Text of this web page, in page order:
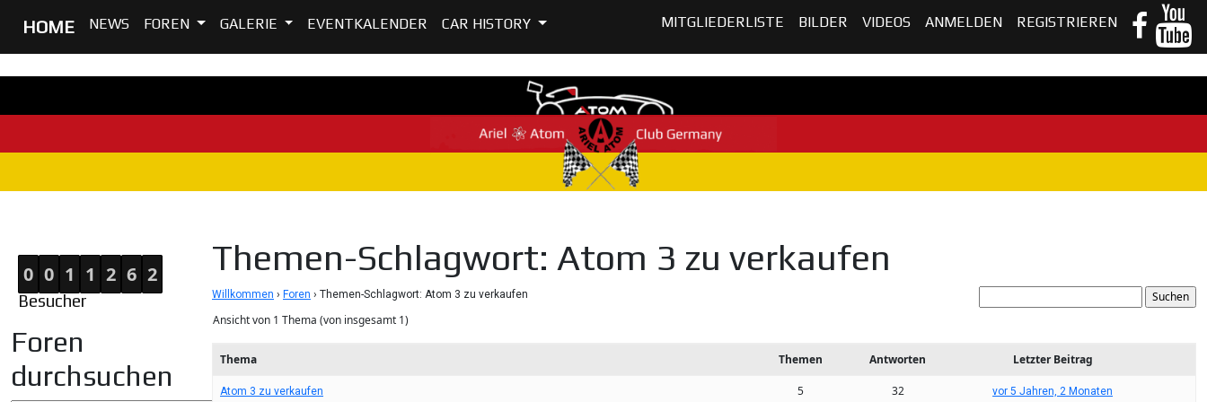
HOME NEWS FOREN GALERIE EVENTKALENDER CAR HISTORY MITGLIEDERLISTE BILDER VIDEOS ANMELDEN REGISTRIEREN
0 0 1 1 2 6 2
Besucher
Foren
durchsuchen
Themen-Schlagwort: Atom 3 zu verkaufen
Willkommen › Foren › Themen-Schlagwort: Atom 3 zu verkaufen
Ansicht von 1 Thema (von insgesamt 1)
Thema Themen Antworten Letzter Beitrag
Atom 3 zu verkaufen 5 32 vor 5 Jahren, 2 Monaten